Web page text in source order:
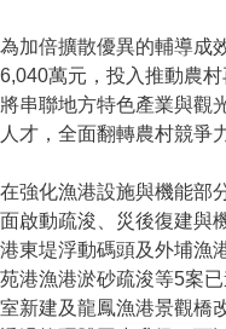
為加倍擴散優異的輔導成
6,040萬元，投入推動農
將串聯地方特色產業與觀
人才，全面翻轉農村競爭
在強化漁港設施與機能部
面啟動疏浚、災後復建與
港東堤浮動碼頭及外埔漁
苑港漁港淤砂疏浚等5案
室新建及龍鳳漁港景觀橋